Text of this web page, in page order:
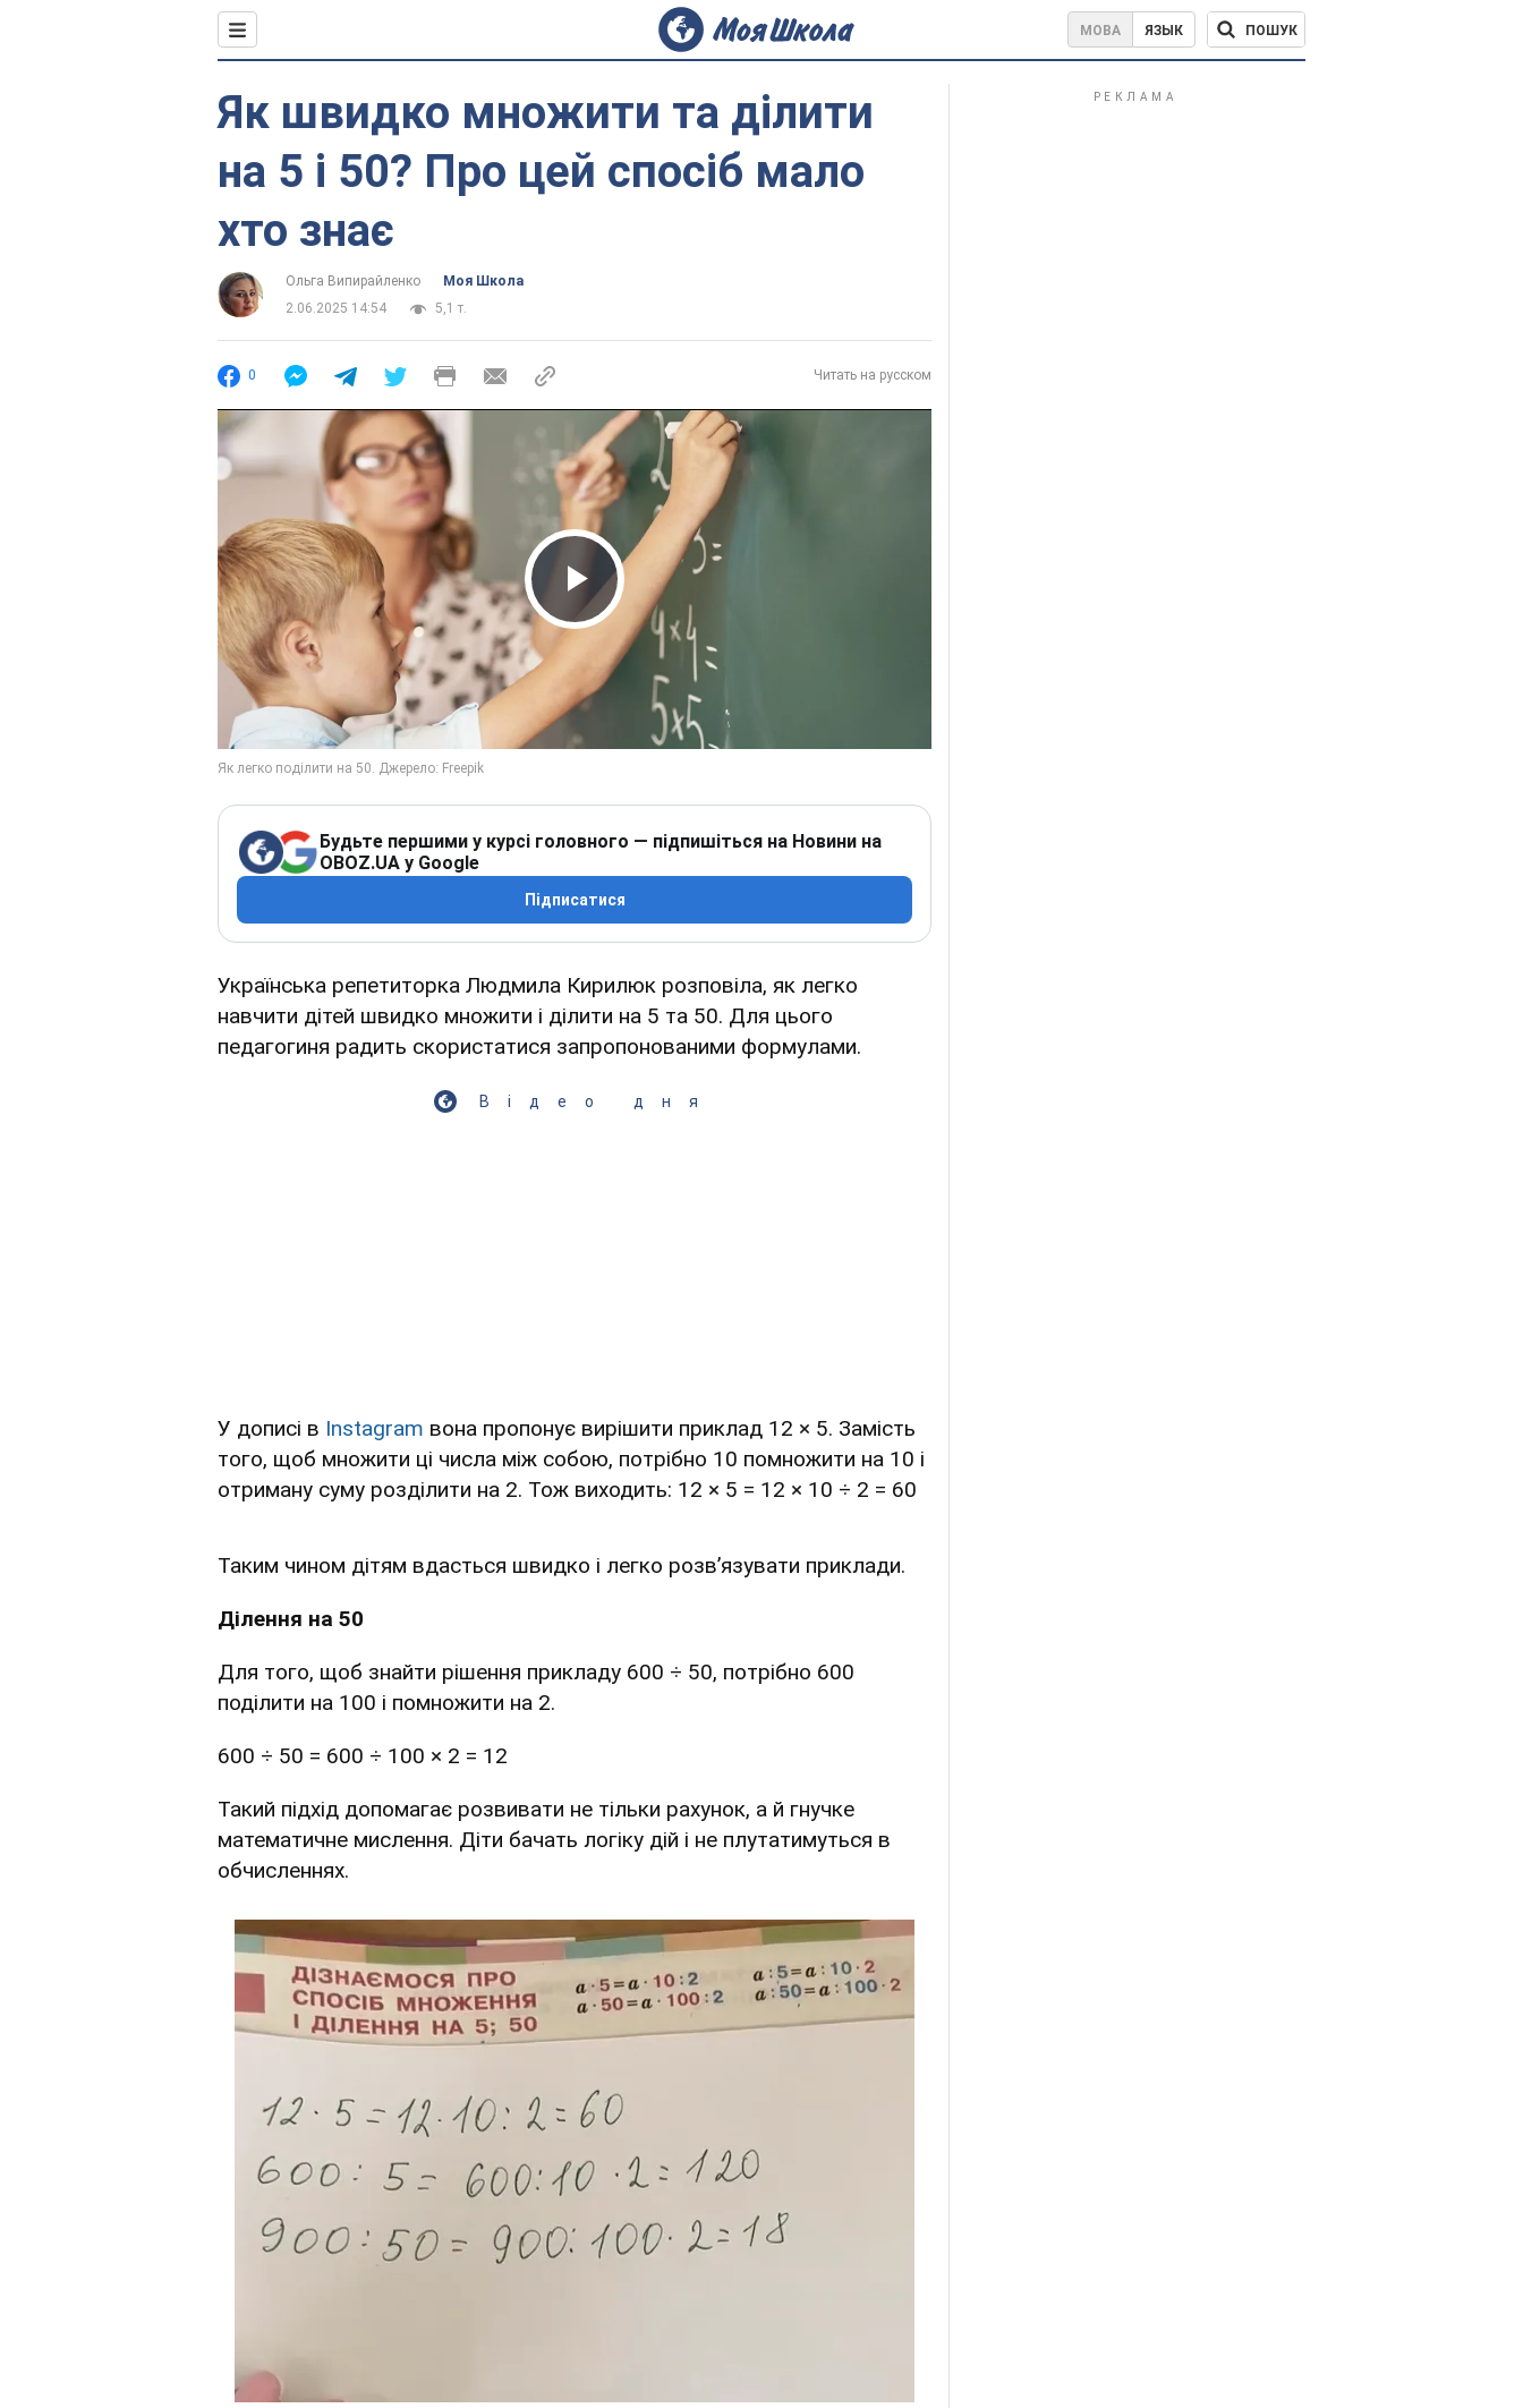
МОВА ЯЗЫК ПОШУК
Як швидко множити та ділити
на 5 і 50? Про цей спосіб мало
хто знає
Ольга Випирайленко
Моя Школа
2.06.2025 14:54
5,1 т.
0 Читать на русском
Play Video
Будьте першими у курсі головного — підпишіться на Новини на
OBOZ.UA у Google
Підписатися
Українська репетиторка Людмила Кирилюк розповіла, як легко
навчити дітей швидко множити і ділити на 5 та 50. Для цього
педагогиня радить скористатися запропонованими формулами.
Відео дня
У дописі в Instagram вона пропонує вирішити приклад 12 × 5. Замість
того, щоб множити ці числа між собою, потрібно 10 помножити на 10 і
отриману суму розділити на 2. Тож виходить: 12 × 5 = 12 × 10 ÷ 2 = 60
Таким чином дітям вдасться швидко і легко розвʼязувати приклади.
Ділення на 50
Для того, щоб знайти рішення прикладу 600 ÷ 50, потрібно 600
поділити на 100 і помножити на 2.
600 ÷ 50 = 600 ÷ 100 × 2 = 12
Такий підхід допомагає розвивати не тільки рахунок, а й гнучке
математичне мислення. Діти бачать логіку дій і не плутатимуться в
обчисленнях.